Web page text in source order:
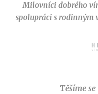
Milovníci dobrého
spolupráci s rodinným
Těšíme